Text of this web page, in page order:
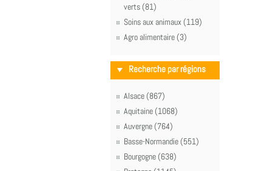
verts (81)
Soins aux animaux (119)
Agro alimentaire (3)
Recherche par régions
Alsace (867)
Aquitaine (1068)
Auvergne (764)
Basse-Normandie (551)
Bourgogne (638)